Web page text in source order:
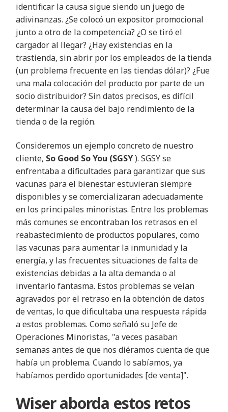
identificar la causa sigue siendo un juego de
adivinanzas. ¿Se colocó un expositor promocional
junto a otro de la competencia? ¿O se tiró el
cargador al llegar? ¿Hay existencias en la
trastienda, sin abrir por los empleados de la tienda
(un problema frecuente en las tiendas dólar)? ¿Fue
una mala colocación del producto por parte de un
socio distribuidor? Sin datos precisos, es difícil
determinar la causa del bajo rendimiento de la
tienda o de la región.
Consideremos un ejemplo concreto de nuestro
cliente, So Good So You (SGSY). SGSY se
enfrentaba a dificultades para garantizar que sus
vacunas para el bienestar estuvieran siempre
disponibles y se comercializaran adecuadamente
en los principales minoristas. Entre los problemas
más comunes se encontraban los retrasos en el
reabastecimiento de productos populares, como
las vacunas para aumentar la inmunidad y la
energía, y las frecuentes situaciones de falta de
existencias debidas a la alta demanda o al
inventario fantasma. Estos problemas se veían
agravados por el retraso en la obtención de datos
de ventas, lo que dificultaba una respuesta rápida
a estos problemas. Como señaló su Jefe de
Operaciones Minoristas, "a veces pasaban
semanas antes de que nos diéramos cuenta de que
había un problema. Cuando lo sabíamos, ya
habíamos perdido oportunidades [de venta]".
Wiser aborda estos retos